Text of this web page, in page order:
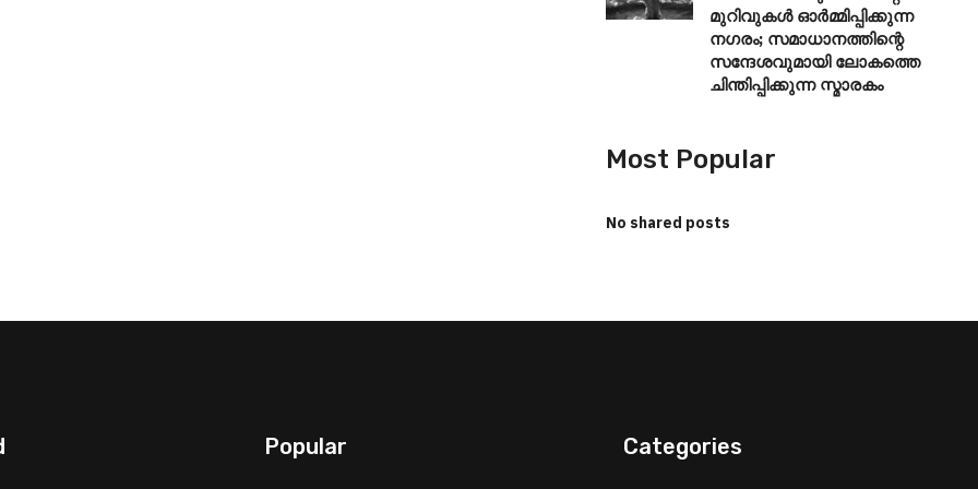
മുറിവുകൾ ഓർമ്മിപ്പിക്കുന്ന
നഗരം; സമാധാനത്തിന്റെ
സന്ദേശവുമായി ലോകത്തെ
ചിന്തിപ്പിക്കുന്ന സ്മാരകം
Most Popular
No shared posts
Popular Categories